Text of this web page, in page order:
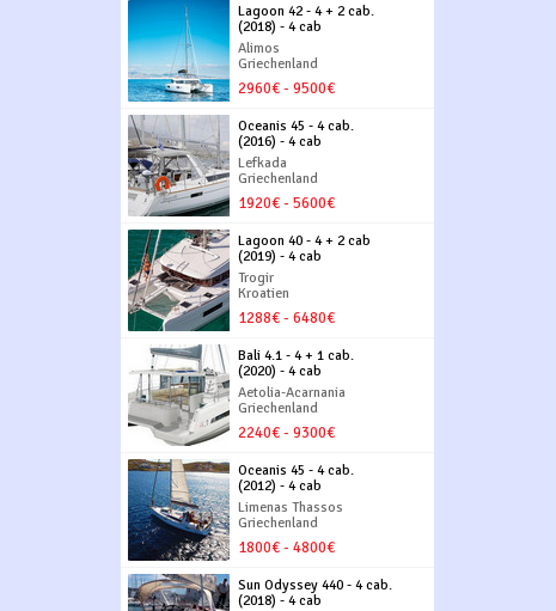
Lagoon 42 - 4 + 2 cab.
(2018) - 4 cab
Alimos
Griechenland
2960€ - 9500€
Oceanis 45 - 4 cab.
(2016) - 4 cab
Lefkada
Griechenland
1920€ - 5600€
Lagoon 40 - 4 + 2 cab
(2019) - 4 cab
Trogir
Kroatien
1288€ - 6480€
Bali 4.1 - 4 + 1 cab.
(2020) - 4 cab
Aetolia-Acarnania
Griechenland
2240€ - 9300€
Oceanis 45 - 4 cab.
(2012) - 4 cab
Limenas Thassos
Griechenland
1800€ - 4800€
Sun Odyssey 440 - 4 cab.
(2018) - 4 cab